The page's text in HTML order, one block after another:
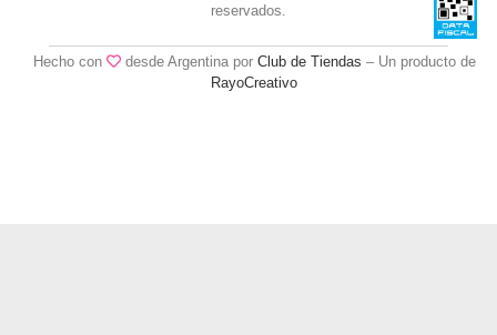
reservados.
Hecho con desde Argentina por Club de Tiendas – Un producto de
RayoCreativo